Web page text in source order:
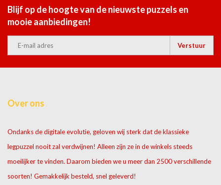
Blijf op de hoogte van de nieuwste puzzels en
mooie aanbiedingen!
Verstuur
Over ons
Ondanks de digitale evolutie, geloven wij sterk dat de klassieke
legpuzzel nooit zal verdwijnen! Alleen zijn ze in de winkels steeds
moeilijker te vinden. Daarom bieden we u meer dan 2500 verschillende
soorten! Gemakkelijk besteld, snel geleverd!